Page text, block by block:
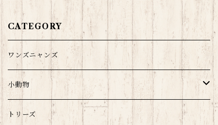
CATEGORY
ワンズニャンズ
小動物
モルウサチラのみ
トリーズ